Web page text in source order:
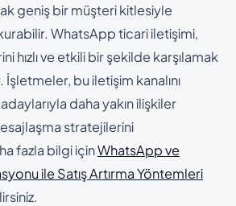
geniş bir müşteri kitlesiyle
WhatsApp ticari iletişimi,
hızlı ve etkili bir şekilde karşılamak
İşletmeler, bu iletişim kanalını
daha yakın ilişkiler
stratejilerini
fazla bilgi içinWhatsApp ve
ile Satış Artırma Yöntemleri